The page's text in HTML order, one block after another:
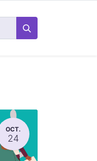
OCT.
24